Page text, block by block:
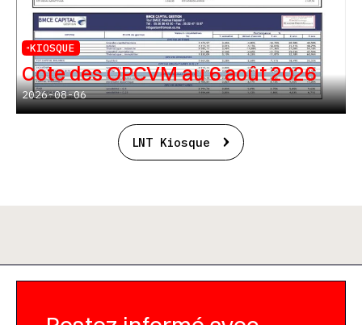
KIOSQUE
Cote des OPCVM au 6 août 2026
2026-08-06
LNT Kiosque